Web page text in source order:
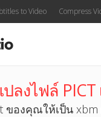
to Video Compress
ลงไฟล์ PICT
ของคุณให้เป็น xbm